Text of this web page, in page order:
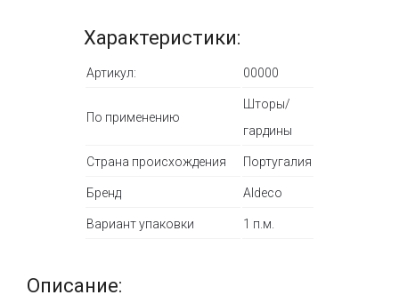
Характеристики:
Артикул: 00000
По применению
Шторы/
гардины
Страна происхождения Португалия
Бренд Aldeco
Вариант упаковки 1 п.м.
Описание: